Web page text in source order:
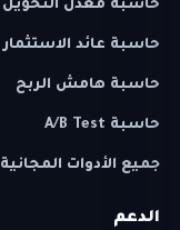
حاسبة معدل التحويل
حاسبة عائد الاستثمار
حاسبة هامش الربح
حاسبة A/B Test
جميع الأدوات المجانية
الدعم